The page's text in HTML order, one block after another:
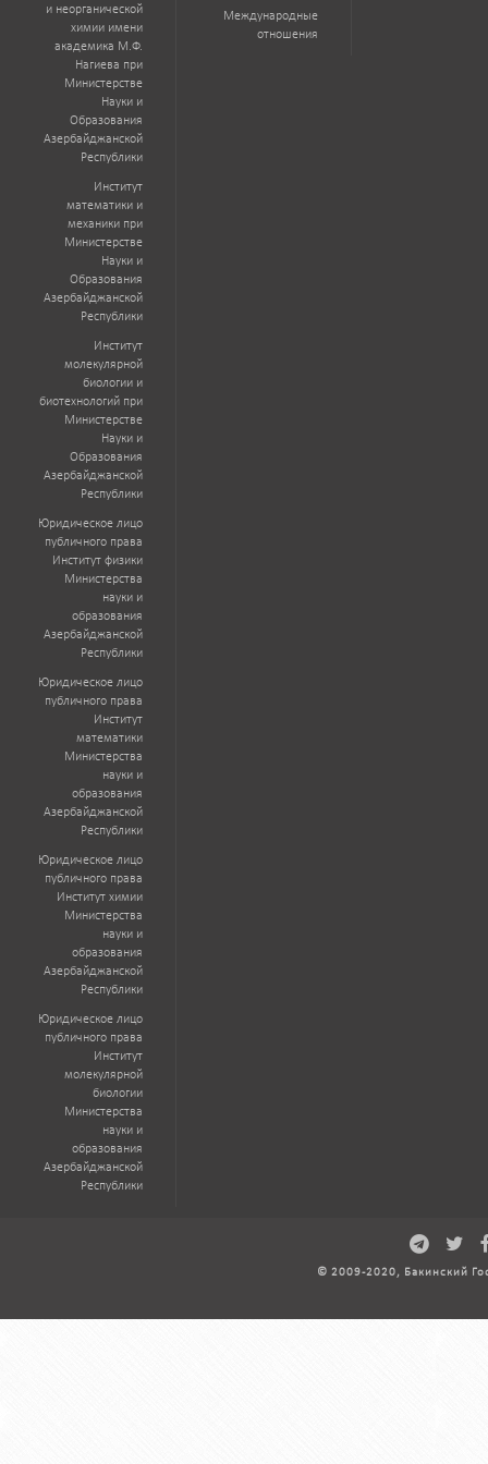
и неорганической
химии имени
академика М.Ф.
Нагиева при
Министерстве
Науки и
Образования
Азербайджанской
Республики
Институт
математики и
механики при
Министерстве
Науки и
Образования
Азербайджанской
Республики
Институт
молекулярной
биологии и
биотехнологий при
Министерстве
Науки и
Образования
Азербайджанской
Республики
Юридическое лицо
публичного права
Институт физики
Министерства
науки и
образования
Азербайджанской
Республики
Юридическое лицо
публичного права
Институт
математики
Министерства
науки и
образования
Азербайджанской
Республики
Юридическое лицо
публичного права
Институт химии
Министерства
науки и
образования
Азербайджанской
Республики
Юридическое лицо
публичного права
Институт
молекулярной
биологии
Министерства
науки и
образования
Азербайджанской
Республики
Международные
отношения
© 2009-2020, Бакинский